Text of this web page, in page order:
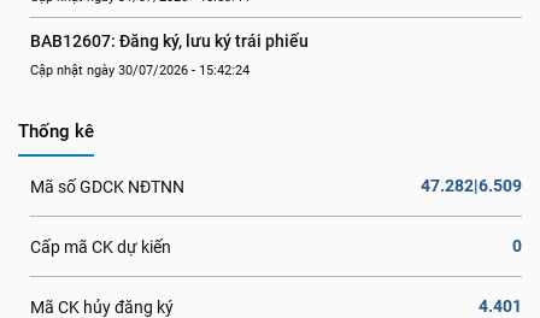
BAB12607: Đăng ký, lưu ký trái phiếu
Cập nhật ngày 30/07/2026 - 15:42:24
Thống kê
Mã số GDCK NĐTNN 47.282|6.509
Cấp mã CK dự kiến 0
Mã CK hủy đăng ký 4.401